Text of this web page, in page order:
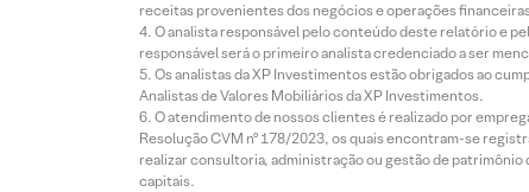
receitas provenientes dos negócios e operações
O analista responsável pelo conteúdo deste relatório e
responsável será o primeiro analista credenciado a ser
Os analistas da XP Investimentos estão obrigados ao
Analistas de Valores Mobiliários da XP Investimentos.
O atendimento de nossos clientes é realizado por
Resolução CVM nº 178/2023, os quais encontram-se
realizar consultoria, administração ou gestão de
capitais.